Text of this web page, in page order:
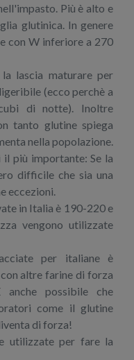
Più è alto e
glutinica. In genere
con W inferiore a 270
lascia maturare per
(ecco perchè a
di notte). Inoltre
tanto glutine spiega
nella popolazione.
più importante: Se la
difficile che sia una
eccezioni.
in Italia è 190-220 e
vengono utilizzate
per italiane è
altre farine di forza
anche possibile che
come il glutine
di forza!
utilizzate per fare la